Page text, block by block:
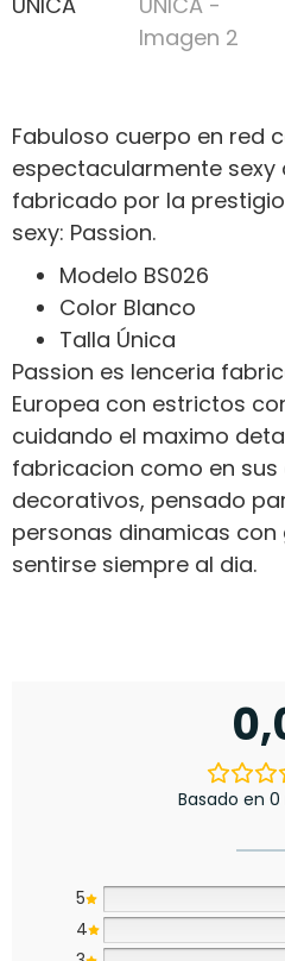
Fabuloso cuerpo en red
espectacularmente
fabricado por la
sexy: Passion.
Modelo BS026
Color Blanco
Talla Única
Passion es lenceria
Europea con estrictos
cuidando el maximo
fabricacion como en sus
decorativos, pensado
personas dinamicas con
sentirse siempre al dia.
Basado en 0
5
4